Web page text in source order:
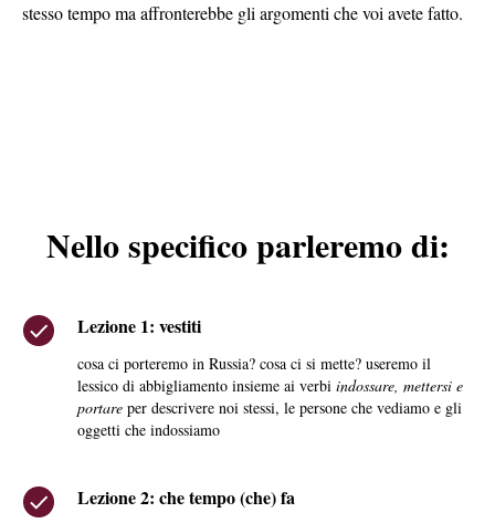
stesso tempo ma affronterebbe gli argomenti che voi avete fatto.
Nello specifico parleremo di:
Lezione 1: vestiti
cosa ci porteremo in Russia? cosa ci si mette? useremo il
lessico di abbigliamento insieme ai verbi indossare, mettersi e
portare per descrivere noi stessi, le persone che vediamo e gli
oggetti che indossiamo
Lezione 2: che tempo (che) fa